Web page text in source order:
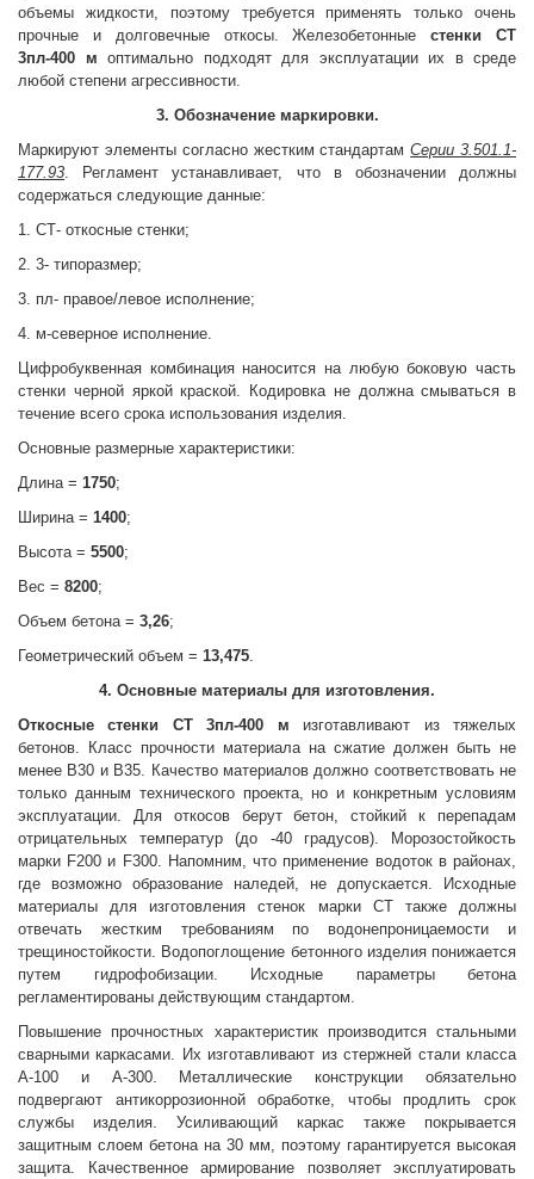
объемы жидкости, поэтому требуется применять только очень
прочные и долговечные откосы. Железобетонные стенки
СТ
3пл-400 м оптимально подходят для эксплуатации их в среде
любой степени агрессивности.
3. Обозначение маркировки.
Маркируют элементы согласно жестким стандартамСерии 3.501.1-
177.93. Регламент устанавливает, что в обозначении должны
содержаться следующие данные:
1. СТ- откосные стенки;
2. 3- типоразмер;
3. пл- правое/левое исполнение;
4. м-северное исполнение.
Цифробуквенная комбинация наносится на любую боковую часть
стенки черной яркой краской. Кодировка не должна смываться в
течение всего срока использования изделия.
Основные размерные характеристики:
Длина = 1750;
Ширина = 1400;
Высота = 5500;
Вес = 8200;
Объем бетона = 3,26;
Геометрический объем = 13,475.
4. Основные материалы для изготовления.
Откосные стенки
СТ 3пл-400 м изготавливают из тяжелых
бетонов. Класс прочности материала на сжатие должен быть не
менее В30 и В35. Качество материалов должно соответствовать не
только данным технического проекта, но и конкретным условиям
эксплуатации. Для откосов берут бетон, стойкий к перепадам
отрицательных температур (до -40 градусов). Морозостойкость
марки F200 и F300. Напомним, что применение водоток в районах,
где возможно образование наледей, не допускается. Исходные
материалы для изготовления стенок марки СТ также должны
отвечать жестким требованиям по водонепроницаемости и
трещиностойкости. Водопоглощение бетонного изделия понижается
путем гидрофобизации. Исходные параметры бетона
регламентированы действующим стандартом.
Повышение прочностных характеристик производится стальными
сварными каркасами. Их изготавливают из стержней стали класса
А-100 и А-300. Металлические конструкции обязательно
подвергают антикоррозионной обработке, чтобы продлить срок
службы изделия. Усиливающий каркас также покрывается
защитным слоем бетона на 30 мм, поэтому гарантируется высокая
защита. Качественное армирование позволяет эксплуатировать